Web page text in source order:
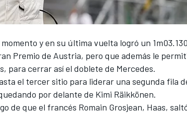
y en su última vuelta logró un
Premio de Austria, pero que además le
para cerrar así el doblete de Mercedes.
el tercer sitio para liderar una segunda fila
por delante de Kimi Räikkönen.
de que el francés Romain Grosjean, Haas,